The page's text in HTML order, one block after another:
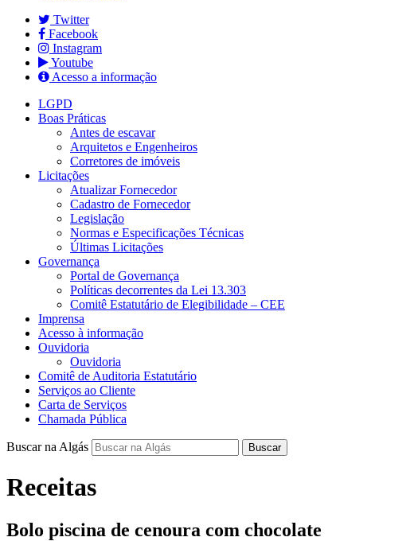
Twitter
Facebook
Instagram
Youtube
Acesso a informação
LGPD
Boas Práticas
Antes de escavar
Arquitetos e Engenheiros
Corretores de imóveis
Licitações
Atualizar Fornecedor
Cadastro de Fornecedor
Legislação
Normas e Especificações Técnicas
Últimas Licitações
Governança
Portal de Governança
Políticas decorrentes da Lei 13.303
Comitê Estatutário de Elegibilidade – CEE
Imprensa
Acesso à informação
Ouvidoria
Ouvidoria
Comitê de Auditoria Estatutário
Serviços ao Cliente
Carta de Serviços
Chamada Pública
Buscar na Algás Buscar
Receitas
Bolo piscina de cenoura com chocolate